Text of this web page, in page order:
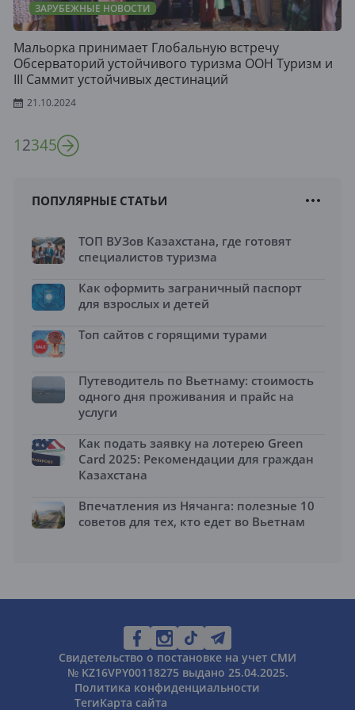
ЗАРУБЕЖНЫЕ НОВОСТИ
Мальорка принимает Глобальную встречу
Обсерваторий устойчивого туризма ООН Туризм и
III Саммит устойчивых дестинаций
21.10.2024
12345
ПОПУЛЯРНЫЕ СТАТЬИ
ТОП ВУЗов Казахстана, где готовят
специалистов туризма
Как оформить заграничный паспорт
для взрослых и детей
Топ сайтов с горящими турами
Путеводитель по Вьетнаму: стоимость
одного дня проживания и прайс на
услуги
Как подать заявку на лотерею Green
Card 2025: Рекомендации для граждан
Казахстана
Впечатления из Нячанга: полезные 10
советов для тех, кто едет во Вьетнам
Свидетельство о постановке на учет СМИ
№ KZ16VPY00118275 выдано 25.04.2025.
Политика конфиденциальности
ТегиКарта сайта